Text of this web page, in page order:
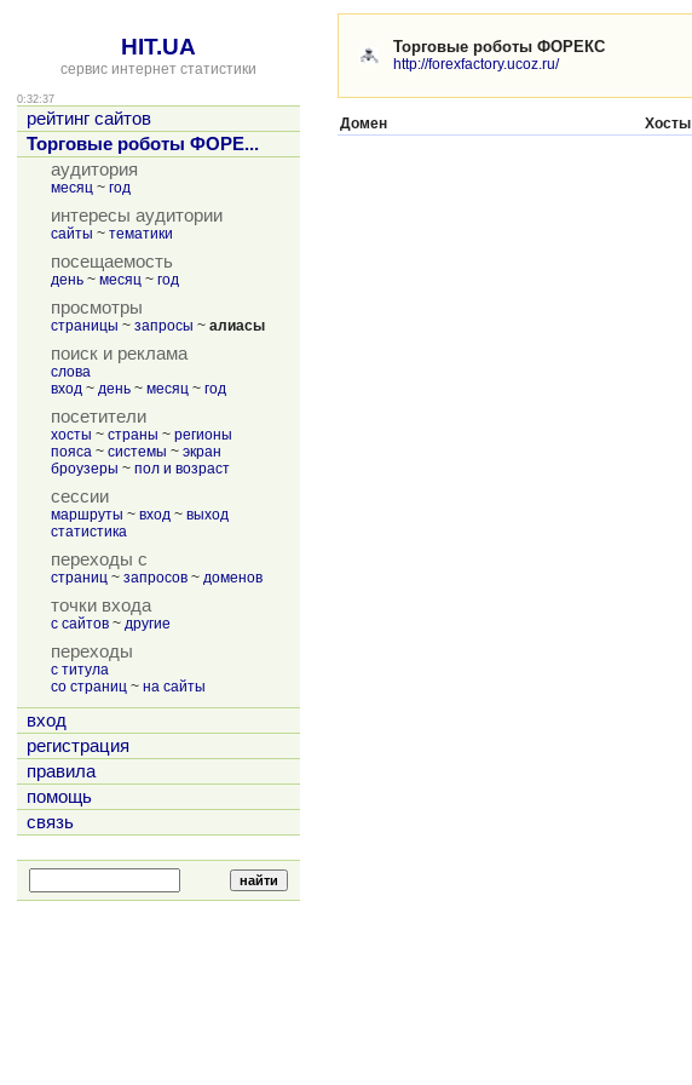
HIT.UA
сервис интернет статистики
0:32:37
рейтинг сайтов
Торговые роботы ФОРЕ...
аудитория
месяц ~ год
интересы аудитории
сайты ~ тематики
посещаемость
день ~ месяц ~ год
просмотры
страницы ~ запросы ~ алиасы
поиск и реклама
слова
вход ~ день ~ месяц ~ год
посетители
хосты ~ страны ~ регионы
пояса ~ системы ~ экран
броузеры ~ пол и возраст
сессии
маршруты ~ вход ~ выход
статистика
переходы с
страниц ~ запросов ~ доменов
точки входа
с сайтов ~ другие
переходы
с титула
со страниц ~ на сайты
вход
регистрация
правила
помощь
связь
Торговые роботы ФОРЕКС
http://forexfactory.ucoz.ru/
Домен Хосты